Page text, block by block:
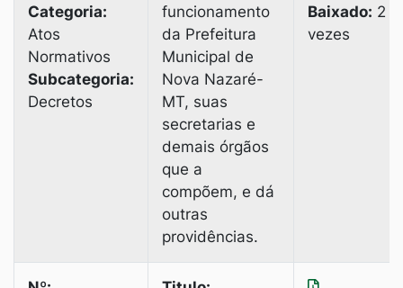
Categoria:
Atos
Normativos
Subcategoria:
Decretos
funcionamento
da Prefeitura
Municipal de
Nova Nazaré-
MT, suas
secretarias e
demais órgãos
que a
compõem, e dá
outras
providências.
Baixado: 2
vezes